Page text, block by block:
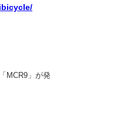
MCR9」が発